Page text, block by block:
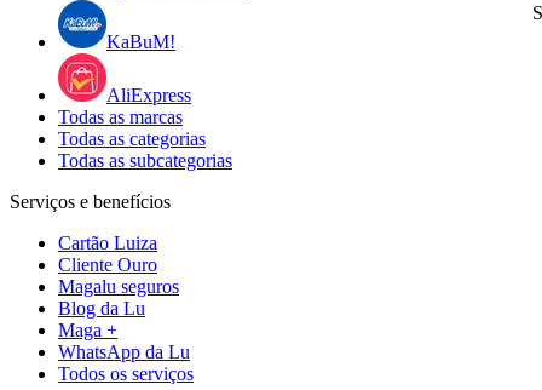
KaBuM!
AliExpress
Todas as marcas
Todas as categorias
Todas as subcategorias
Serviços e benefícios
Cartão Luiza
Cliente Ouro
Magalu seguros
Blog da Lu
Maga +
WhatsApp da Lu
Todos os serviços